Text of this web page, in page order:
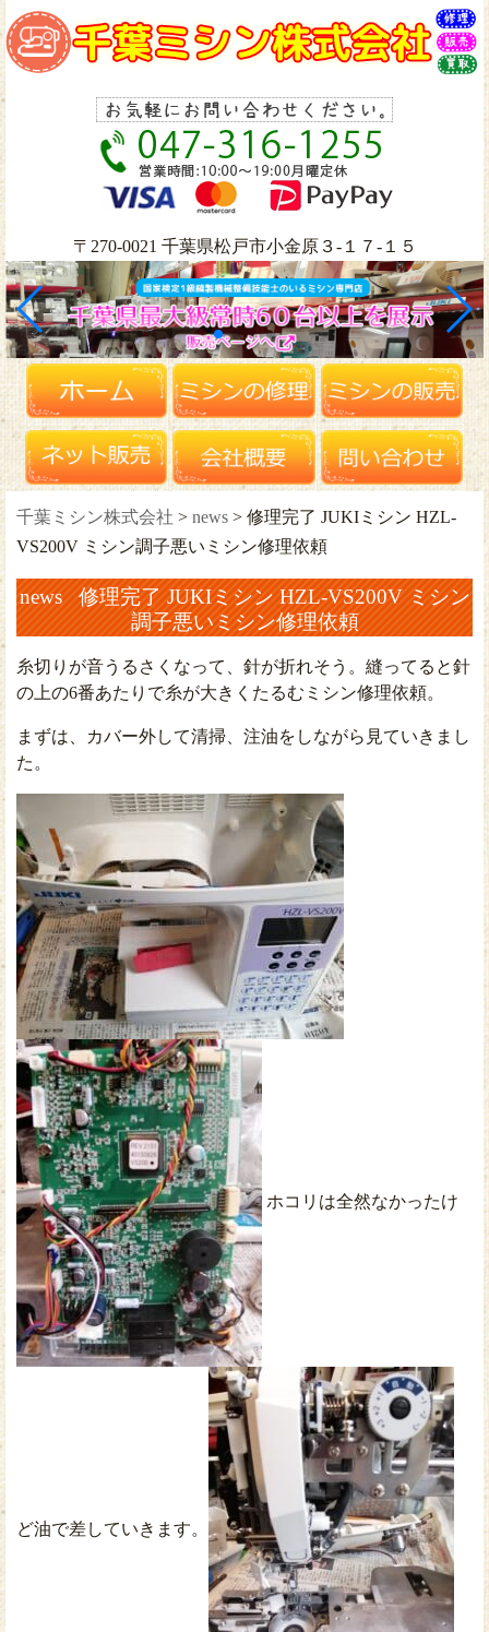
〒270-0021 千葉県松戸市小金原３-１７-１５
千葉ミシン株式会社 > news > 修理完了 JUKIミシン HZL-
VS200V ミシン調子悪いミシン修理依頼
news 修理完了 JUKIミシン HZL-VS200V ミシン
調子悪いミシン修理依頼
糸切りが音うるさくなって、針が折れそう。縫ってると針
の上の6番あたりで糸が大きくたるむミシン修理依頼。
まずは、カバー外して清掃、注油をしながら見ていきまし
た。
ホコリは全然なかったけ
ど油で差していきます。